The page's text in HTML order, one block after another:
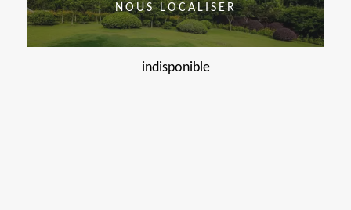
NOUS LOCALISER
indisponible